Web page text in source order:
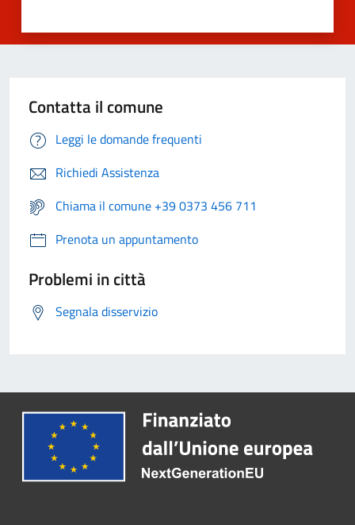
Contatta il comune
Leggi le domande frequenti
Richiedi Assistenza
Chiama il comune +39 0373 456 711
Prenota un appuntamento
Problemi in città
Segnala disservizio